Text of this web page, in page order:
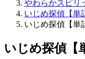
やわらかスピリ
いじめ探偵【単
いじめ探偵【単
いじめ探偵【